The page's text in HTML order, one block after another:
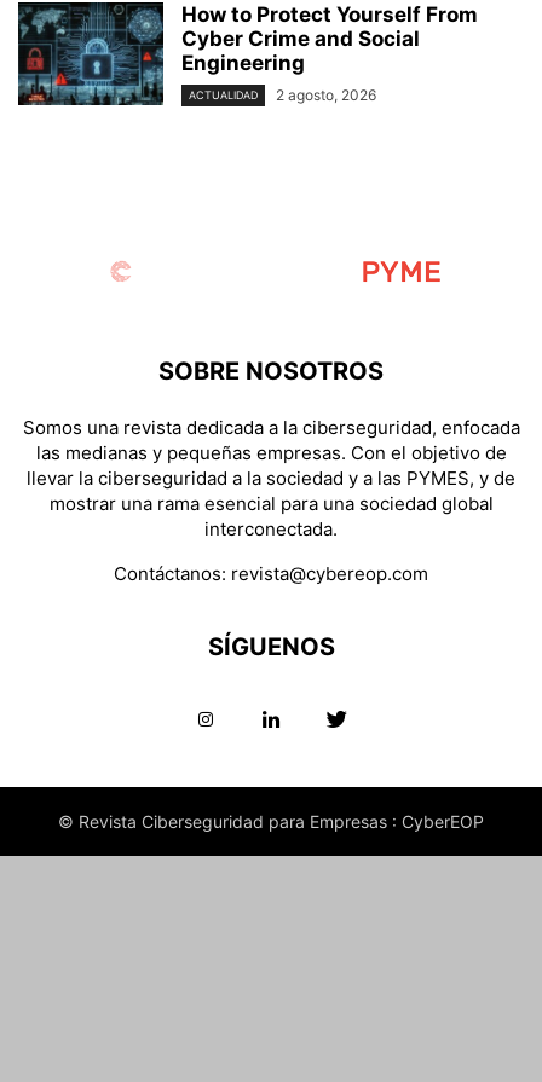
How to Protect Yourself From
Cyber Crime and Social
Engineering
ACTUALIDAD 2 agosto, 2026
SOBRE NOSOTROS
Somos una revista dedicada a la ciberseguridad, enfocada
las medianas y pequeñas empresas. Con el objetivo de
llevar la ciberseguridad a la sociedad y a las PYMES, y de
mostrar una rama esencial para una sociedad global
interconectada.
Contáctanos: revista@cybereop.com
SÍGUENOS
© Revista Ciberseguridad para Empresas : CyberEOP